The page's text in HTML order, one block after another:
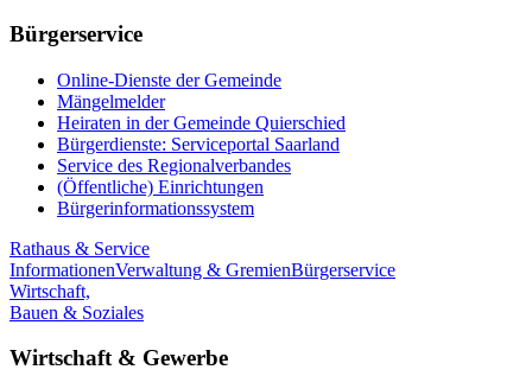
Bürgerservice
Online-Dienste der Gemeinde
Mängelmelder
Heiraten in der Gemeinde Quierschied
Bürgerdienste: Serviceportal Saarland
Service des Regionalverbandes
(Öffentliche) Einrichtungen
Bürgerinformationssystem
Rathaus & Service
InformationenVerwaltung & GremienBürgerservice
Wirtschaft,
Bauen & Soziales
Wirtschaft & Gewerbe